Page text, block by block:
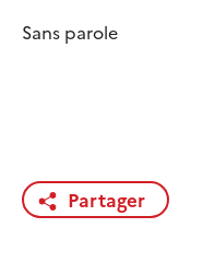
Sans parole
Partager